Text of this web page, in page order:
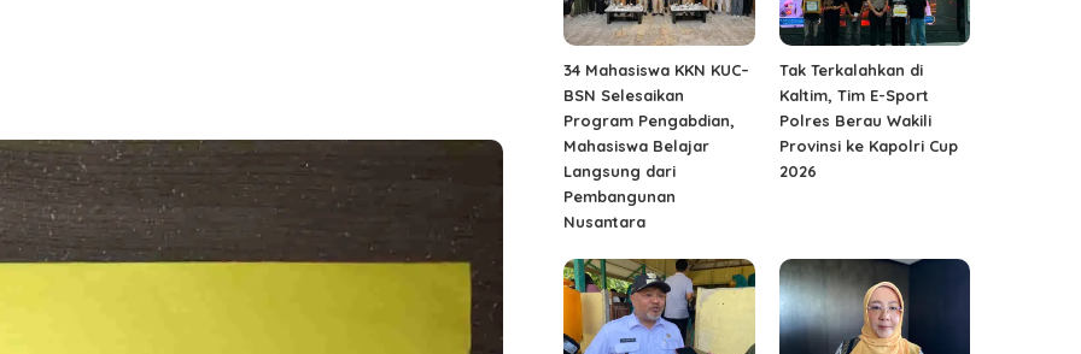
34 Mahasiswa KKN KUC–
BSN Selesaikan
Program Pengabdian,
Mahasiswa Belajar
Langsung dari
Pembangunan
Nusantara
Tak Terkalahkan di
Kaltim, Tim E-Sport
Polres Berau Wakili
Provinsi ke Kapolri Cup
2026